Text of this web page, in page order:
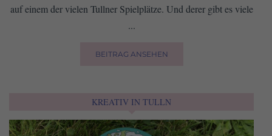
auf einem der vielen Tullner Spielplätze. Und derer gibt es viele
...
BEITRAG ANSEHEN
KREATIV IN TULLN